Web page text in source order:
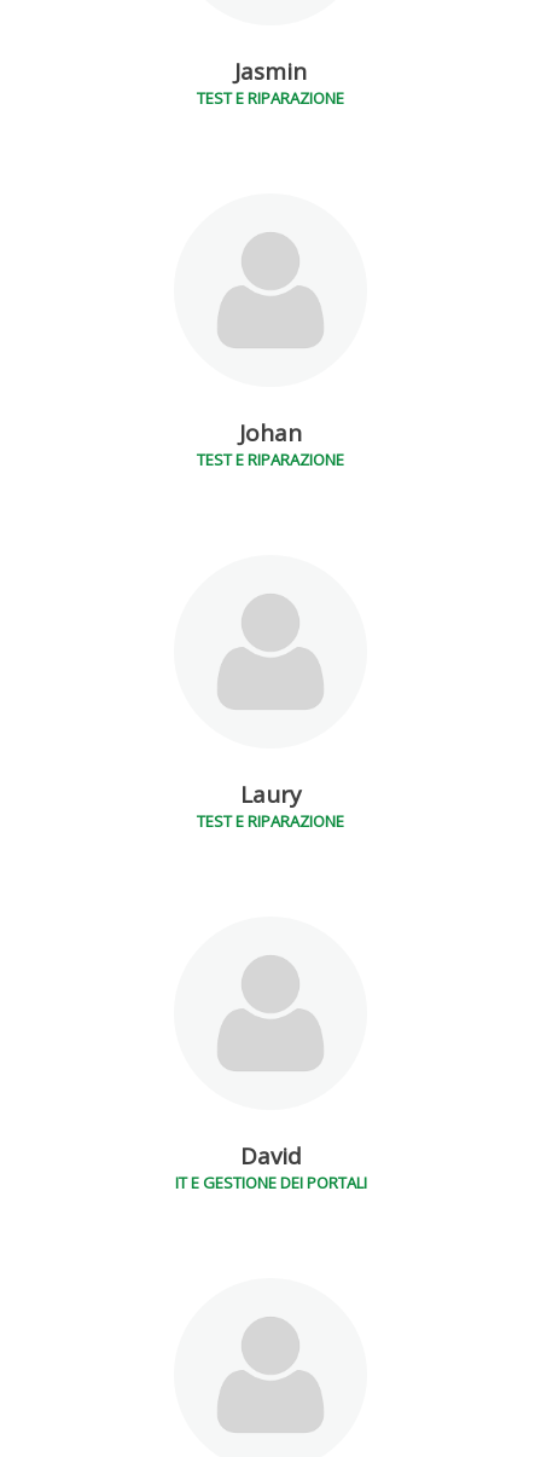
Jasmin
TEST E RIPARAZIONE
Johan
TEST E RIPARAZIONE
Laury
TEST E RIPARAZIONE
David
IT E GESTIONE DEI PORTALI